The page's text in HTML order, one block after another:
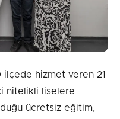
ilçede hizmet veren 21
nitelikli liselere
ücretsiz eğitim,